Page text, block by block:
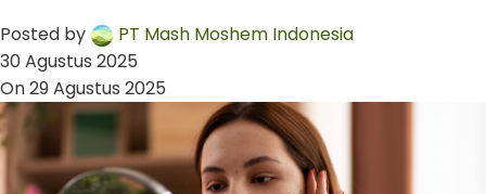
Posted by
PT Mash Moshem Indonesia
30 Agustus 2025
On 29 Agustus 2025